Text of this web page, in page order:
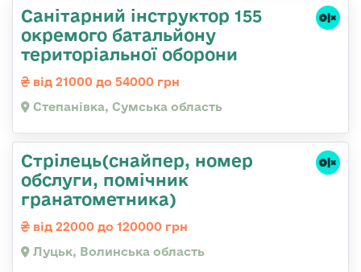
Санітарний інструктор 155
окремого батальйону
територіальної оборони
від 21000 до 54000 грн
Степанівка, Сумська область
Стрілець(снайпер, номер
обслуги, помічник
гранатометника)
від 22000 до 120000 грн
Луцьк, Волинська область